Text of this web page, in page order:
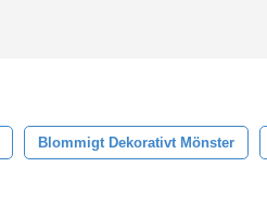
Blommigt Dekorativt Mönster